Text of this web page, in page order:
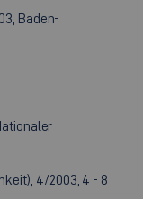
Baden-
4/2003, 4 - 8